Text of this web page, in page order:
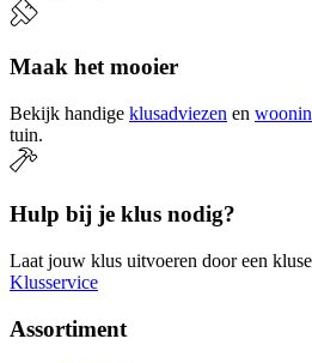
Maak het mooier
Bekijk handige klusadviezen en
tuin.
Hulp bij je klus nodig?
Laat jouw klus uitvoeren door een
Klusservice
Assortiment